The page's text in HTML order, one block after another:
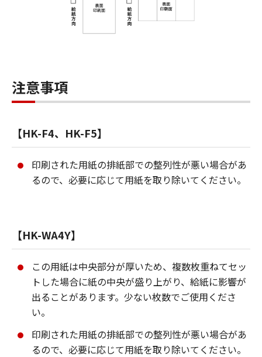
注意事項
【HK-F4、HK-F5】
印刷された用紙の排紙部での整列性が悪い場合があ
るので、必要に応じて用紙を取り除いてください。
【HK-WA4Y】
この用紙は中央部分が厚いため、複数枚重ねてセッ
トした場合に紙の中央が盛り上がり、給紙に影響が
出ることがあります。少ない枚数でご使用くださ
い。
印刷された用紙の排紙部での整列性が悪い場合があ
るので、必要に応じて用紙を取り除いてください。